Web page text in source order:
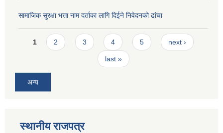
सामाजिक सुरक्षा भत्ता नाम दर्ताका लागि दिईने निवेदनको ढांचा
Pages
1 2 3 4 5 next ›
last »
अन्य
स्थानीय राजपत्र